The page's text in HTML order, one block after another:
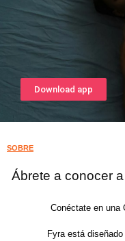
Download app
SOBRE
Ábrete a conocer
Conéctate en una
Fyra está